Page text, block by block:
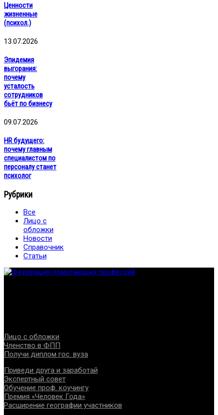
Ценности
жизненные
(психол.)
13.07.2026
Эпидемия
выгорания:
почему
усталость
сотрудников
бьёт по бизнесу
09.07.2026
HR будущего:
почему главным
специалистом по
персоналу станет
психолог
Рубрики
Все
Лицо с
обложки
Новости
Справочник
Статьи
Лицо с обложки
Членство в ФПП
Получи диплом гос. вуза
Приведи друга и заработай
Экспертный совет
Обучение проф. коучингу
Премия «Человек Года»
Расширение географии участников